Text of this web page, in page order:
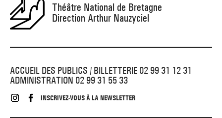
Théâtre National de Bretagne
Direction Arthur Nauzyciel
ACCUEIL DES PUBLICS / BILLETTERIE 02 99 31 12 31
ADMINISTRATION 02 99 31 55 33
INSCRIVEZ-VOUS À LA NEWSLETTER